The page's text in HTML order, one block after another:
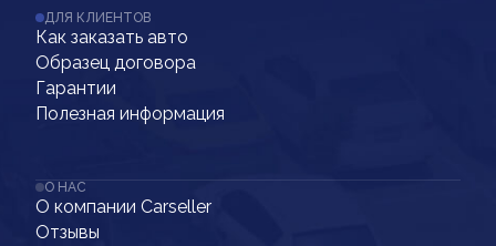
ДЛЯ КЛИЕНТОВ
Как заказать авто
Образец договора
Гарантии
Полезная информация
О НАС
О компании Carseller
Отзывы